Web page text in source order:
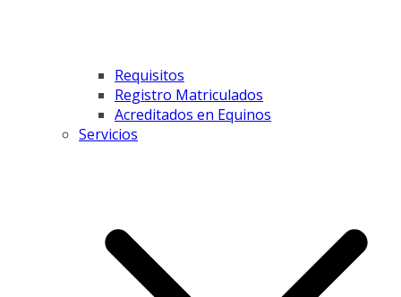
Requisitos
Registro Matriculados
Acreditados en Equinos
Servicios